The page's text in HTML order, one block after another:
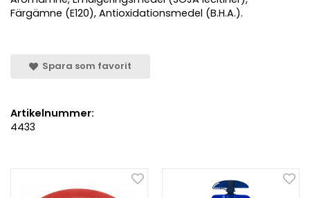
Färgämne (E120), Antioxidationsmedel (B.H.A.).
Spara som favorit
Artikelnummer:
4433